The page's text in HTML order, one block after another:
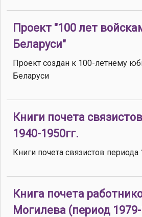
Проект "100 лет
Беларуси"
Проект создан к 100-летнему
Беларуси
Книги почета
1940-1950гг.
Книги почета связистов периода
Книга почета
Могилева (период 1979-